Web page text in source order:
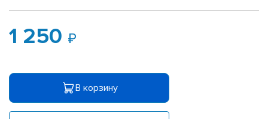
1 250
В корзину